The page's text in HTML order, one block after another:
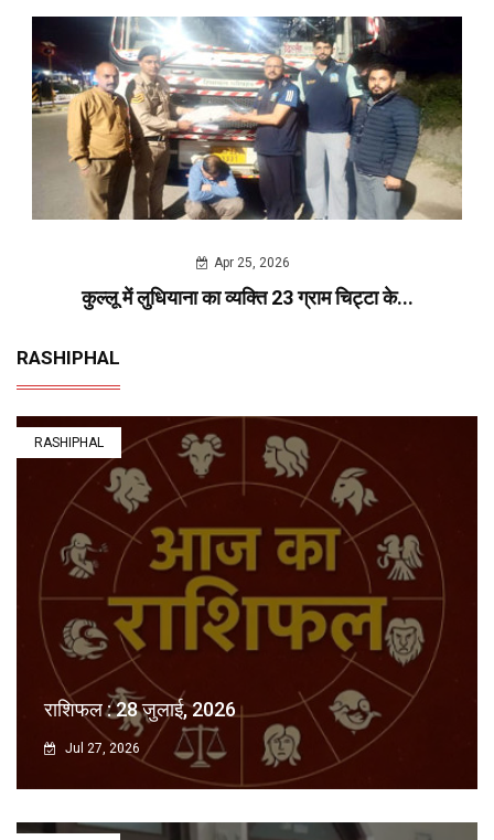
Apr 25, 2026
कुल्लू में लुधियाना का व्यक्ति 23 ग्राम चिट्टा के...
RASHIPHAL
RASHIPHAL
राशिफल : 28 जुलाई, 2026
Jul 27, 2026